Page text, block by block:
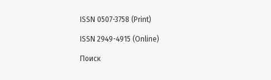
ПЕРСПЕКТИВЫ АКТИВНОЙ
ISSN 0507-3758 (Print)
ISSN 2949-4915 (Online)
Поиск